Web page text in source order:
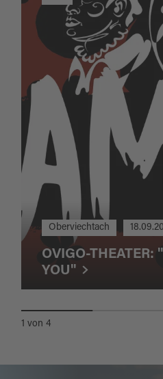
Oberviechtach
OVIGO-THEATER:
YOU"
1 von4